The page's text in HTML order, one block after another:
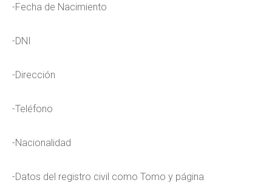
-Fecha de Nacimiento
-DNI
-Dirección
-Teléfono
-Nacionalidad
-Datos del registro civil como Tomo y página